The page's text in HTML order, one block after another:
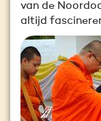
van de
altijd